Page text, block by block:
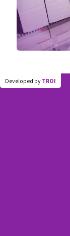
Developed by TROI